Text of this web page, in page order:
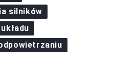
silników